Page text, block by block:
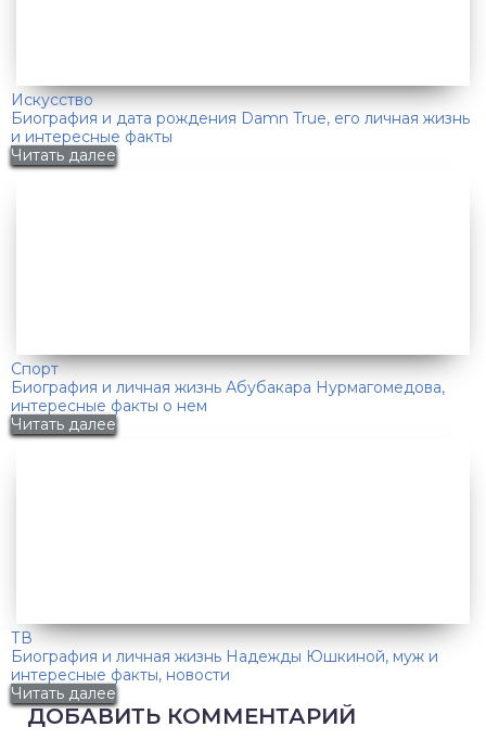
Искусство
Биография и дата рождения Damn True, его личная жизнь
и интересные факты
Читать далее
Спорт
Биография и личная жизнь Абубакара Нурмагомедова,
интересные факты о нем
Читать далее
ТВ
Биография и личная жизнь Надежды Юшкиной, муж и
интересные факты, новости
Читать далее
ДОБАВИТЬ КОММЕНТАРИЙ